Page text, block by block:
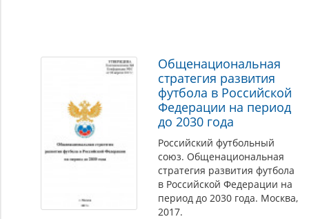
Общенациональная
стратегия развития
футбола в Российской
Федерации на период
до 2030 года
Российский футбольный
союз. Общенациональная
стратегия развития футбола
в Российской Федерации на
период до 2030 года. Москва,
2017.